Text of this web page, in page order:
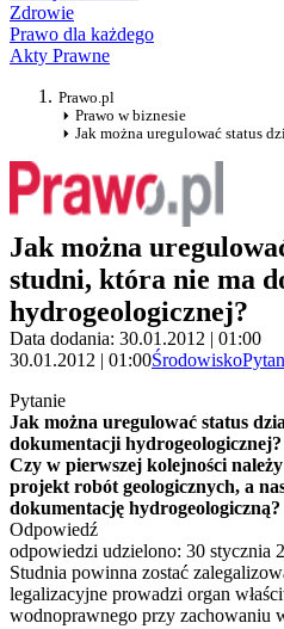
Zdrowie
Prawo dla każdego
Akty Prawne
Prawo.pl
Prawo w biznesie
Jak można uregulować status
Jak można
studni, która nie ma
hydrogeologicznej?
Data dodania: 30.01.2012 | 01:00
30.01.2012 | 01:00Środowisko
Pytanie
Jak można uregulować status
dokumentacji hydrogeologicznej?
Czy w pierwszej kolejności
projekt robót geologicznych, a
dokumentację hydrogeologiczną?
Odpowiedź
odpowiedzi udzielono: 30 stycznia
Studnia powinna zostać
legalizacyjne prowadzi organ
wodnoprawnego przy zachowaniu